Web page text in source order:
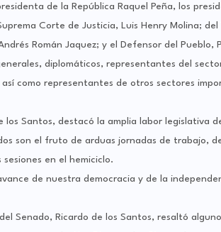
de la República Raquel Peña, los
Corte de Justicia, Luis Henry Molina;
Román Jaquez; y el Defensor del Pueblo,
diplomáticos, representantes del
como representantes de otros sectores
los Santos, destacó la amplia labor legislativa
son el fruto de arduas jornadas de trabajo,
en el hemiciclo.
de nuestra democracia y de la
Senado, Ricardo de los Santos, resaltó